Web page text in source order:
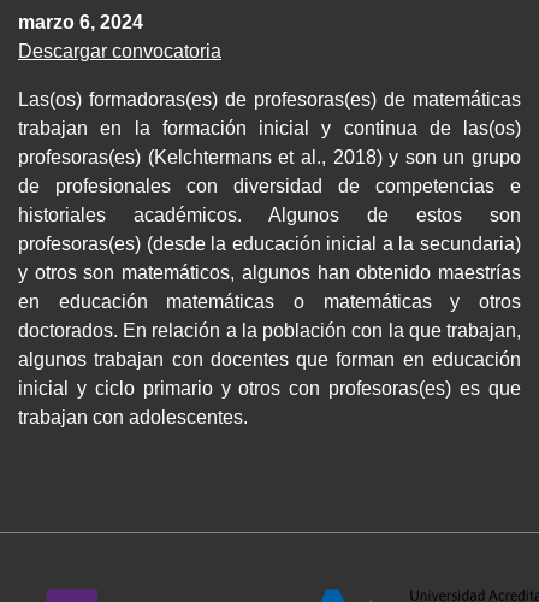
marzo 6, 2024
Descargar convocatoria
Las(os) formadoras(es) de profesoras(es) de matemáticas
trabajan en la formación inicial y continua de las(os)
profesoras(es) (Kelchtermans et al., 2018) y son un grupo
de profesionales con diversidad de competencias e
historiales académicos. Algunos de estos son
profesoras(es) (desde la educación inicial a la secundaria)
y otros son matemáticos, algunos han obtenido maestrías
en educación matemáticas o matemáticas y otros
doctorados. En relación a la población con la que trabajan,
algunos trabajan con docentes que forman en educación
inicial y ciclo primario y otros con profesoras(es) es que
trabajan con adolescentes.